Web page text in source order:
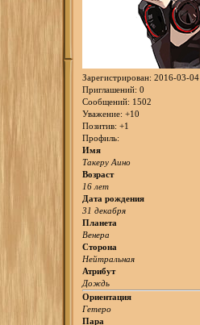
Зарегистрирован: 2016-03-04
Приглашений: 0
Сообщений: 1502
Уважение: +10
Позитив: +1
Профиль:
Имя
Такеру Аино
Возраст
16 лет
Дата рождения
31 декабря
Планета
Венера
Сторона
Нейтральная
Атрибут
Дождь
Ориентация
Гетеро
Пара